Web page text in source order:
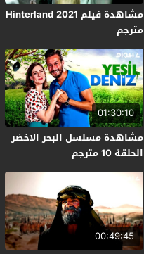
مشاهدة فيلم Hinterland 2021
مترجم
01:30:10
مشاهدة مسلسل البحر الاخضر
الحلقة 10 مترجم
00:49:45